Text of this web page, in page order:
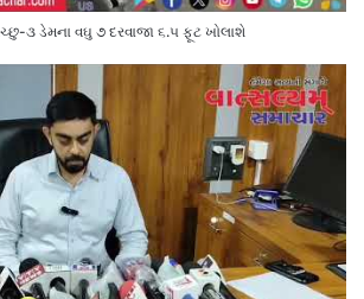
૩ ડેમના વઘુ ૭ દરવાજા ૬.૫ ફૂટ ખોલાશે